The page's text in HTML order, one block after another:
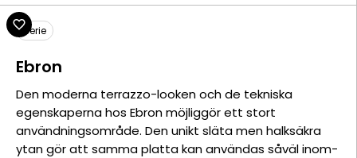
Serie
Ebron
Den moderna terrazzo-looken och de tekniska
egenskaperna hos Ebron möjliggör ett stort
användningsområde. Den unikt släta men halksäkra
ytan gör att samma platta kan användas såväl inom-